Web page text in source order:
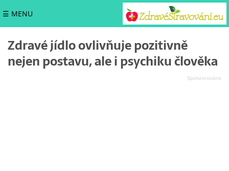
☰ MENU
Zdravé jídlo ovlivňuje pozitivně
nejen postavu, ale i psychiku člověka